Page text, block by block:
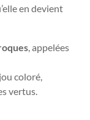
en devient
, appelées
coloré,
vertus.